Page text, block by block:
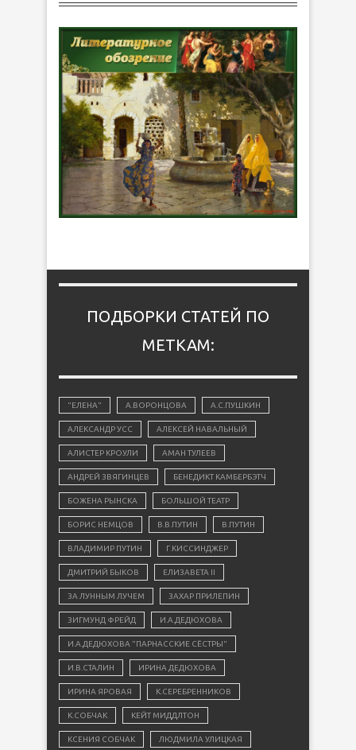
ПОДБОРКИ СТАТЕЙ ПО
МЕТКАМ:
"ЕЛЕНА" А.ВОРОНЦОВА А.С.ПУШКИН
АЛЕКСАНДР УСС АЛЕКСЕЙ НАВАЛЬНЫЙ
АЛИСТЕР КРОУЛИ АМАН ТУЛЕЕВ
АНДРЕЙ ЗВЯГИНЦЕВ БЕНЕДИКТ КАМБЕРБЭТЧ
БОЖЕНА РЫНСКА БОЛЬШОЙ ТЕАТР
БОРИС НЕМЦОВ В.В.ПУТИН В.ПУТИН
ВЛАДИМИР ПУТИН Г.КИССИНДЖЕР
ДМИТРИЙ БЫКОВ ЕЛИЗАВЕТА II
ЗА ЛУННЫМ ЛУЧЕМ ЗАХАР ПРИЛЕПИН
ЗИГМУНД ФРЕЙД И.А.ДЕДЮХОВА
И.А.ДЕДЮХОВА "ПАРНАССКИЕ СЁСТРЫ"
И.В.СТАЛИН ИРИНА ДЕДЮХОВА
ИРИНА ЯРОВАЯ К.СЕРЕБРЕННИКОВ
К.СОБЧАК КЕЙТ МИДДЛТОН
КСЕНИЯ СОБЧАК ЛЮДМИЛА УЛИЦКАЯ